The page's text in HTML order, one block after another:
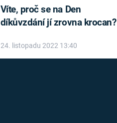
Víte, proč se na Den
díkůvzdání jí zrovna krocan?
24. listopadu 2022 13:40